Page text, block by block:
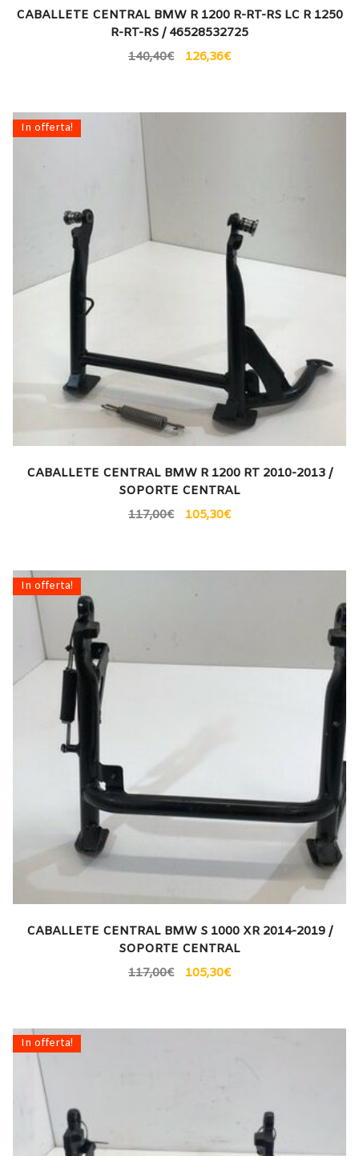
CABALLETE CENTRAL BMW R 1200 R-RT-RS LC R 1250
R-RT-RS / 46528532725
140,40€ 126,36€
In offerta!
CABALLETE CENTRAL BMW R 1200 RT 2010-2013 /
SOPORTE CENTRAL
117,00€ 105,30€
In offerta!
CABALLETE CENTRAL BMW S 1000 XR 2014-2019 /
SOPORTE CENTRAL
117,00€ 105,30€
In offerta!